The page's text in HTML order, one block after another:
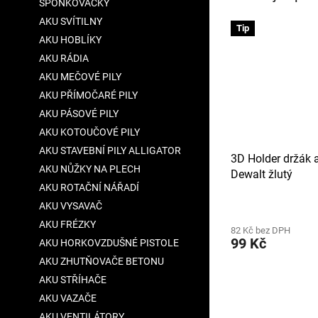
SPONKOVAČKY
AKU SVÍTILNY
AKU HOBLÍKY
AKU RÁDIA
AKU MEČOVÉ PILY
AKU PŘÍMOČARÉ PILY
AKU PÁSOVÉ PILY
AKU KOTOUČOVÉ PILY
AKU STAVEBNÍ PILY ALLIGATOR
AKU NŮŽKY NA PLECH
AKU ROTAČNÍ NÁŘADÍ
AKU VYSAVAČ
AKU FRÉZKY
AKU HORKOVZDUŠNÉ PISTOLE
AKU ZHUTŇOVAČE BETONU
AKU STŘÍHAČE
AKU VAZAČE
Tip
3D Holder držák
Dewalt žlutý
produktu
je
82 Kč bez DPH
99 Kč